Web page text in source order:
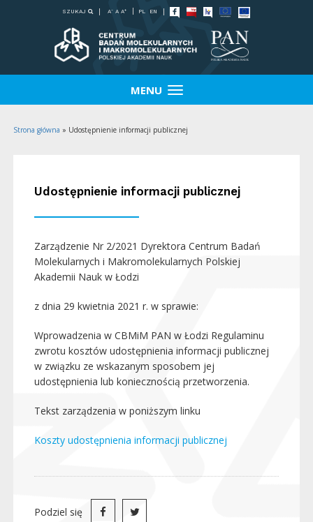
SZUKAJ A- A A+ PL EN
MENU
Strona główna » Udostępnienie informacji publicznej
Udostępnienie informacji publicznej
Zarządzenie Nr 2/2021 Dyrektora Centrum Badań
Molekularnych i Makromolekularnych Polskiej
Akademii Nauk w Łodzi
z dnia 29 kwietnia 2021 r. w sprawie:
Wprowadzenia w CBMiM PAN w Łodzi Regulaminu
zwrotu kosztów udostępnienia informacji publicznej
w związku ze wskazanym sposobem jej
udostępnienia lub koniecznością przetworzenia.
Tekst zarządzenia w poniższym linku
Koszty udostępnienia informacji publicznej
Podziel się